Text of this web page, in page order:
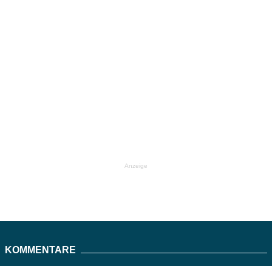
Anzeige
KOMMENTARE